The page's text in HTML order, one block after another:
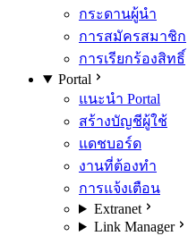
กระดานผู้นำ
การสมัครสมาชิก
การเรียกร้องสิทธิ์
Portal
แนะนำ Portal
สร้างบัญชีผู้ใช้
แดชบอร์ด
งานที่ต้องทำ
การแจ้งเตือน
Extranet
Link Manager